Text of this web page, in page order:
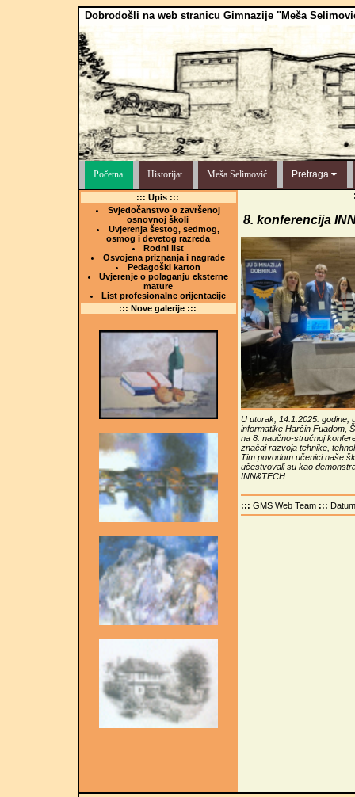
Dobrodošli na web stranicu Gimnazije "Meša
Početna Historijat Meša Selimović Pretraga
::: Upis :::
Svjedočanstvo o završenoj
osnovnoj školi
Uvjerenja šestog, sedmog,
osmog i devetog razreda
Rodni list
Osvojena priznanja i nagrade
Pedagoški karton
Uvjerenje o polaganju eksterne
mature
List profesionalne orijentacije
::: Nove galerije :::
8. konferencija
U utorak, 14.1.2025. godine,
informatike Harčin Fuadom,
na 8. naučno-stručnoj
značaj razvoja tehnike,
Tim povodom učenici naše
učestvovali su kao
INN&TECH.
::: GMS Web Team :::